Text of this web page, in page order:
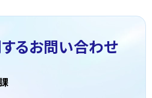
るお問い合わせ